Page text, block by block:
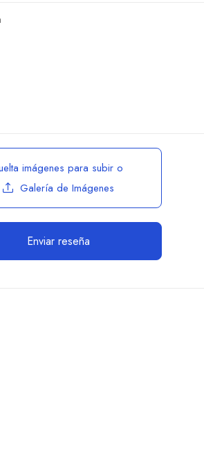
imágenes para subir o
Galería de Imágenes